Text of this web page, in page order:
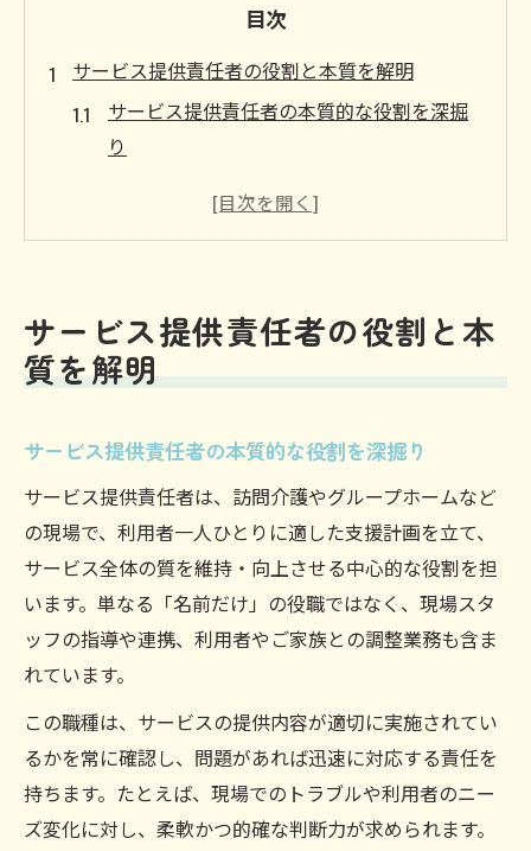
目次
サービス提供責任者の役割と本質を解明
サービス提供責任者の本質的な役割を深掘
り
サービス提供責任者が求められる理由を考
サービス提供責任者が担う責任と重要性
サービス提供責任者として必要な必須知識
資格要件や配置基準が変わる理由を探る
サービス提供責任者の資格要件が変わる背
景
サービス提供責任者の配置基準のポイント
解説
サービス提供責任者の資格取得方法と実務
要件
サービス提供責任者の配置基準の変遷を振
り返る
サービス提供責任者資格と例外要件の違い
に注目
サービス提供責任者の役割と本
質を解明
サービス提供責任者の本質的な役割を深掘り
サービス提供責任者は、訪問介護やグループホームなど
の現場で、利用者一人ひとりに適した支援計画を立て、
サービス全体の質を維持・向上させる中心的な役割を担
います。単なる「名前だけ」の役職ではなく、現場スタ
ッフの指導や連携、利用者やご家族との調整業務も含ま
れています。
この職種は、サービスの提供内容が適切に実施されてい
るかを常に確認し、問題があれば迅速に対応する責任を
持ちます。たとえば、現場でのトラブルや利用者のニー
ズ変化に対し、柔軟かつ的確な判断力が求められます。